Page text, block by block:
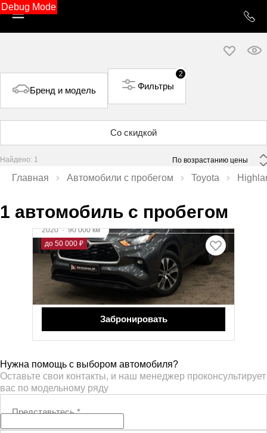
Debug Mode
Бренд и модель
2
Фильтры
Со скидкой
Найдено: 1
Главная Автомобили с пробегом Toyota
1 автомобиль с пробегом
до 50 000 ₽
2020·90 000 км
Toyota Highlander
2.5 л (246 л.с.), АКПП, гибрид, передний
4 349 999 ₽ 4 399 999 ₽
Забронировать
Нужна помощь с выбором автомобиля?
Оставьте свои контакты, и наш менеджер проконсультирует
вас по модельному ряду
Представьтесь*